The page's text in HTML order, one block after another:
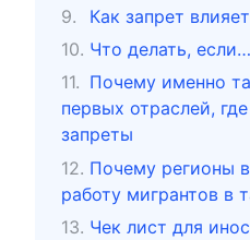
Как запрет
Что делать, если…
Почему именно
первых отраслей,
запреты
Почему регионы
работу мигрантов в
Чек лист для